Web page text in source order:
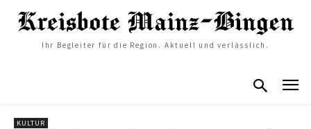
Ihr Begleiter für die Region. Aktuell und verlässlich.
KULTUR